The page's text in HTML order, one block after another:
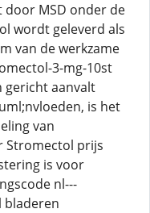
MSD onder de
wordt geleverd als
van de werkzame
3-mg-10st
gericht aanvalt
is het
van
Stromectol prijs
is voor
nl---
bladeren